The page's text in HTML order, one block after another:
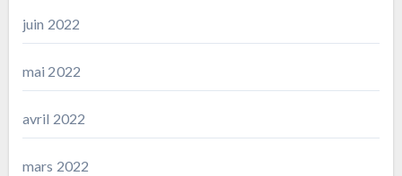
juin 2022
mai 2022
avril 2022
mars 2022